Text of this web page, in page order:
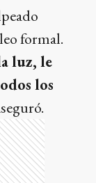
formal.
luz, le
los